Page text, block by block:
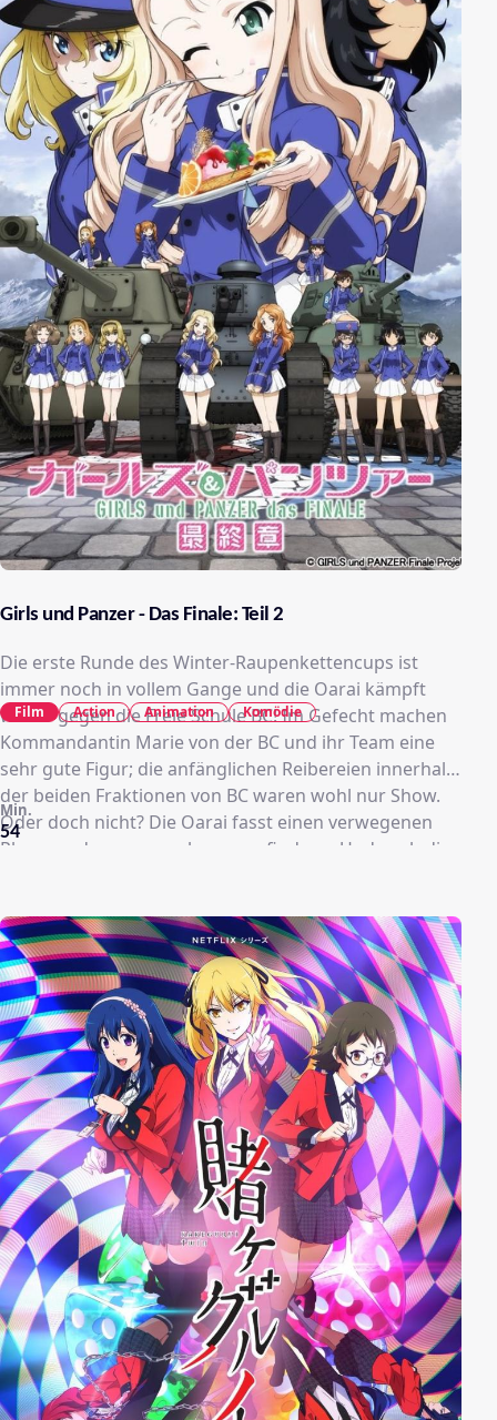
Girls und Panzer - Das Finale: Teil 2
Die erste Runde des Winter-Raupenkettencups ist
immer noch in vollem Gange und die Oarai kämpft
weiter gegen die Freie Schule BC! Im Gefecht machen
Kommandantin Marie von der BC und ihr Team eine
sehr gute Figur; die anfänglichen Reibereien innerhalb
der beiden Fraktionen von BC waren wohl nur Show.
Oder doch nicht? Die Oarai fasst einen verwegenen
Plan, um das genauer herauszufinden… Und auch die
Panzer-Action! Wie endet die Runde 1? Und was
erwartet uns in Runde 2?
54
Min.
Film Action Animation Komödie